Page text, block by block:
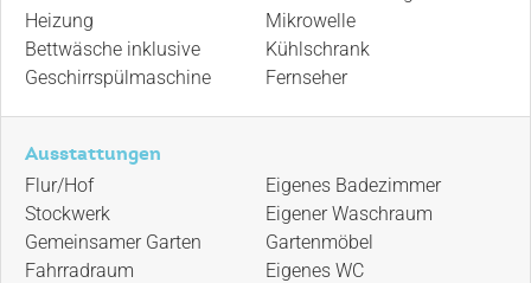
Heizung
Bettwäsche inklusive
Geschirrspülmaschine
Mikrowelle
Kühlschrank
Fernseher
Ausstattungen
Flur/Hof
Stockwerk
Gemeinsamer Garten
Fahrradraum
Eigenes Badezimmer
Eigener Waschraum
Gartenmöbel
Eigenes WC